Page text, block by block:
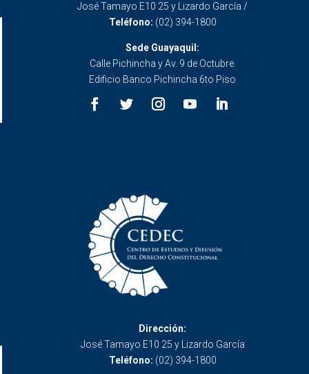
José Tamayo E10 25 y Lizardo García /
Teléfono: (02) 394-1800
Sede Guayaquil:
Calle Pichincha y Av. 9 de Octubre.
Edificio Banco Pichincha 6to Piso
Dirección:
José Tamayo E10 25 y Lizardo García
Teléfono: (02) 394-1800